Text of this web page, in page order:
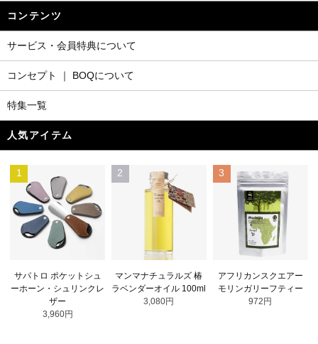
コンテンツ
サービス・会員特典について
コンセプト ｜ BOQについて
特集一覧
人気アイテム
1
サパトロ ポケットシュ
ーホーン・シュリンクレ
ザー
3,960円
2
マンマナチュラルズ 椿
ラベンダーオイル 100ml
3,080円
3
アフリカンスクエアー
モリンガリーフティー
972円